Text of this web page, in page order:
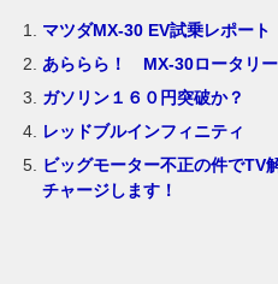
マツダMX-30 EV試乗レポート
あららら！ MX-30ロータリー
ガソリン１６０円突破か？
レッドブルインフィニティ
ビッグモーター不正の件でTV
チャージします！